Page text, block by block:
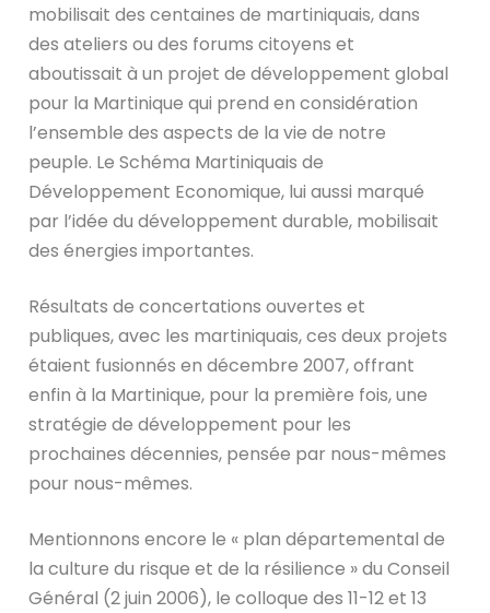
mobilisait des centaines de martiniquais, dans
des ateliers ou des forums citoyens et
aboutissait à un projet de développement global
pour la Martinique qui prend en considération
l’ensemble des aspects de la vie de notre
peuple. Le Schéma Martiniquais de
Développement Economique, lui aussi marqué
par l’idée du développement durable, mobilisait
des énergies importantes.
Résultats de concertations ouvertes et
publiques, avec les martiniquais, ces deux projets
étaient fusionnés en décembre 2007, offrant
enfin à la Martinique, pour la première fois, une
stratégie de développement pour les
prochaines décennies, pensée par nous-mêmes
pour nous-mêmes.
Mentionnons encore le « plan départemental de
la culture du risque et de la résilience » du Conseil
Général (2 juin 2006), le colloque des 11-12 et 13